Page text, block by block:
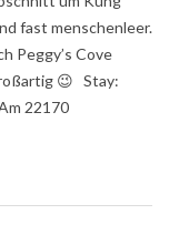
fast menschenleer.
Peggy’s Cove
😉 Stay:
22170